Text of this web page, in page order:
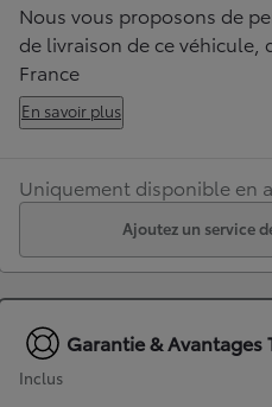
Nous vous proposons de
de livraison de ce véhicule,
France
En savoir plus
Uniquement disponible en
Ajoutez un service
Garantie & Avantages
Inclus